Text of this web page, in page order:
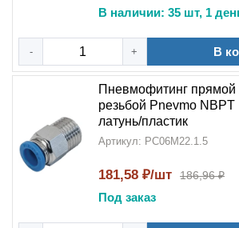
В наличии: 35 шт, 1
- + В
Пневмофитинг прямой
резьбой Pnevmo
латунь/пластик
Артикул: PC06M22.1.5
181,58 ₽/шт 186,96 ₽
Под заказ